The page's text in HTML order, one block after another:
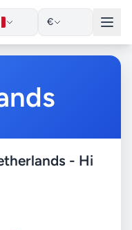
€
- Hi